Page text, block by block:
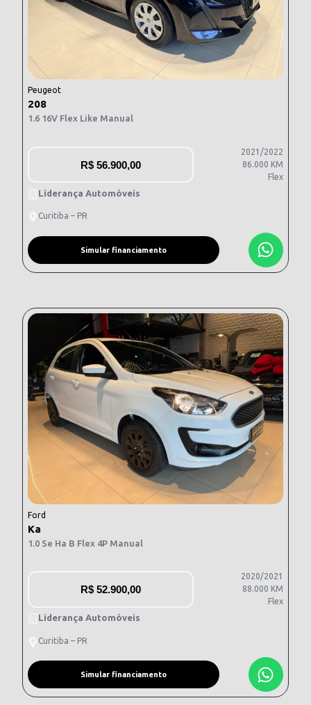
Peugeot
208
1.6 16V Flex Like Manual
R$ 56.900,00
2021/2022
86.000 KM
Flex
Liderança Automóveis
Curitiba – PR
Simular financiamento
Ford
Ka
1.0 Se Ha B Flex 4P Manual
R$ 52.900,00
2020/2021
88.000 KM
Flex
Liderança Automóveis
Curitiba – PR
Simular financiamento